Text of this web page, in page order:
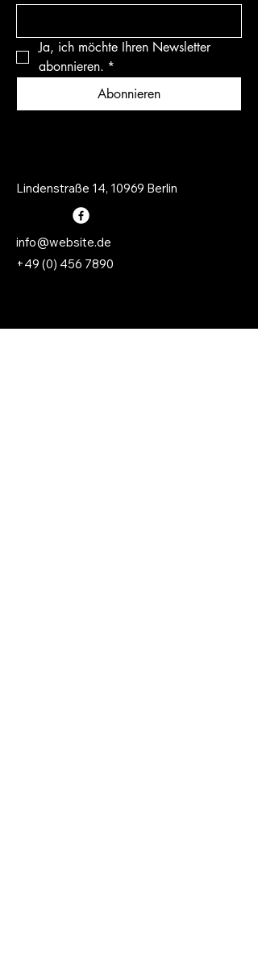
Ja, ich möchte Ihren Newsletter
abonnieren. *
Abonnieren
Lindenstraße 14, 10969 Berlin
info@website.de
+49 (0) 456 7890